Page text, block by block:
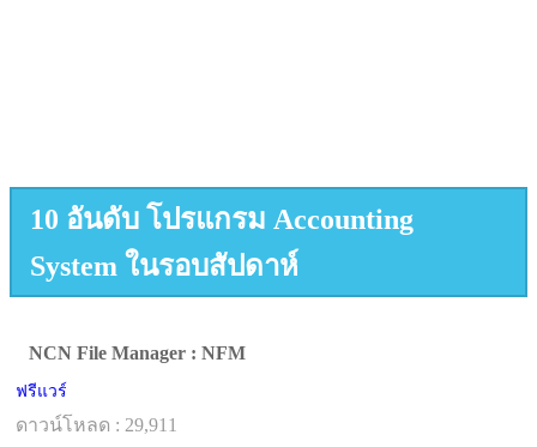
10 อันดับ โปรแกรม Accounting
System ในรอบสัปดาห์
NCN File Manager : NFM
ฟรีแวร์
ดาวน์โหลด : 29,911